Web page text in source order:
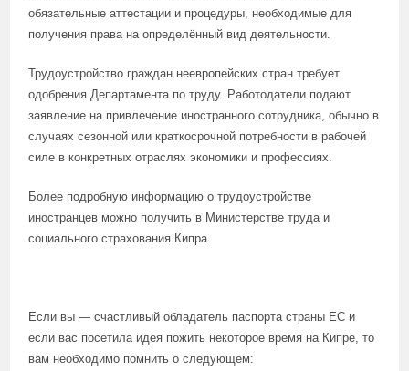
обязательные аттестации и процедуры, необходимые для
получения права на определённый вид деятельности.
Трудоустройство граждан неевропейских стран требует
одобрения Департамента по труду. Работодатели подают
заявление на привлечение иностранного сотрудника, обычно в
случаях сезонной или краткосрочной потребности в рабочей
силе в конкретных отраслях экономики и профессиях.
Более подробную информацию о трудоустройстве
иностранцев можно получить в Министерстве труда и
социального страхования Кипра.
Если вы — счастливый обладатель паспорта страны ЕС и
если вас посетила идея пожить некоторое время на Кипре, то
вам необходимо помнить о следующем: